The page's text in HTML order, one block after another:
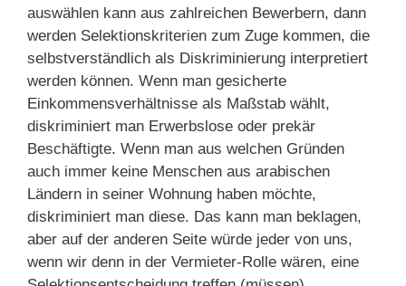
auswählen kann aus zahlreichen Bewerbern, dann
werden Selektionskriterien zum Zuge kommen, die
selbstverständlich als Diskriminierung interpretiert
werden können. Wenn man gesicherte
Einkommensverhältnisse als Maßstab wählt,
diskriminiert man Erwerbslose oder prekär
Beschäftigte. Wenn man aus welchen Gründen
auch immer keine Menschen aus arabischen
Ländern in seiner Wohnung haben möchte,
diskriminiert man diese. Das kann man beklagen,
aber auf der anderen Seite würde jeder von uns,
wenn wir denn in der Vermieter-Rolle wären, eine